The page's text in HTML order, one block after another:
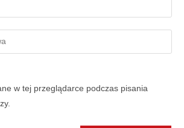
w tej przeglądarce podczas pisania